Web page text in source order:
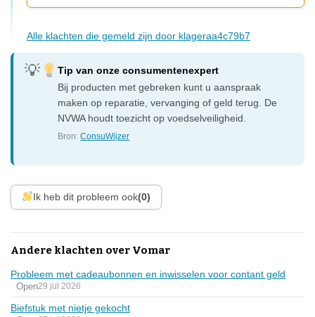
Alle klachten die gemeld zijn door klageraa4c79b7
Tip van onze consumentenexpert
Bij producten met gebreken kunt u aanspraak
maken op reparatie, vervanging of geld terug. De
NVWA houdt toezicht op voedselveiligheid.
Bron:ConsuWijzer
Ik heb dit probleem ook(0)
Andere klachten over Vomar
Probleem met cadeaubonnen en inwisselen voor contant geld
Open29 jul 2026
Biefstuk met nietje gekocht